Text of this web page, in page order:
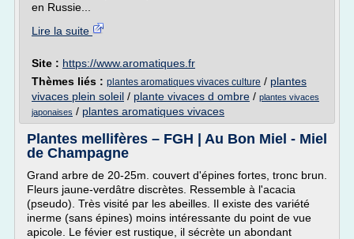
en Russie...
Lire la suite
Site : https://www.aromatiques.fr
Thèmes liés : plantes aromatiques vivaces culture / plantes
vivaces plein soleil / plante vivaces d ombre / plantes vivaces
japonaises / plantes aromatiques vivaces
Plantes mellifères – FGH | Au Bon Miel - Miel
de Champagne
Grand arbre de 20-25m. couvert d'épines fortes, tronc brun.
Fleurs jaune-verdâtre discrètes. Ressemble à l'acacia
(pseudo). Très visité par les abeilles. Il existe des variété
inerme (sans épines) moins intéressante du point de vue
apicole. Le févier est rustique, il sécrète un abondant